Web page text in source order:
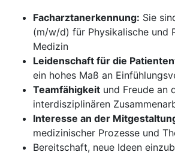
Facharztanerkennung: Sie
(m/w/d) für Physikalische und
Medizin
Leidenschaft für die
ein hohes Maß an
Teamfähigkeit und Freude an
interdisziplinären
Interesse an der
medizinischer Prozesse und
Bereitschaft, neue Ideen